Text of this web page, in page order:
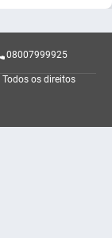
08007999925
Todos os direitos